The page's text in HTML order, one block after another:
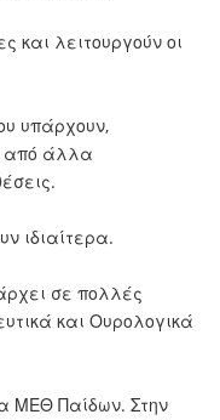
και λειτουργούν οι
υπάρχουν,
από άλλα
ιδιαίτερα.
σε πολλές
και Ουρολογικά
ΜΕΘ Παίδων. Στην